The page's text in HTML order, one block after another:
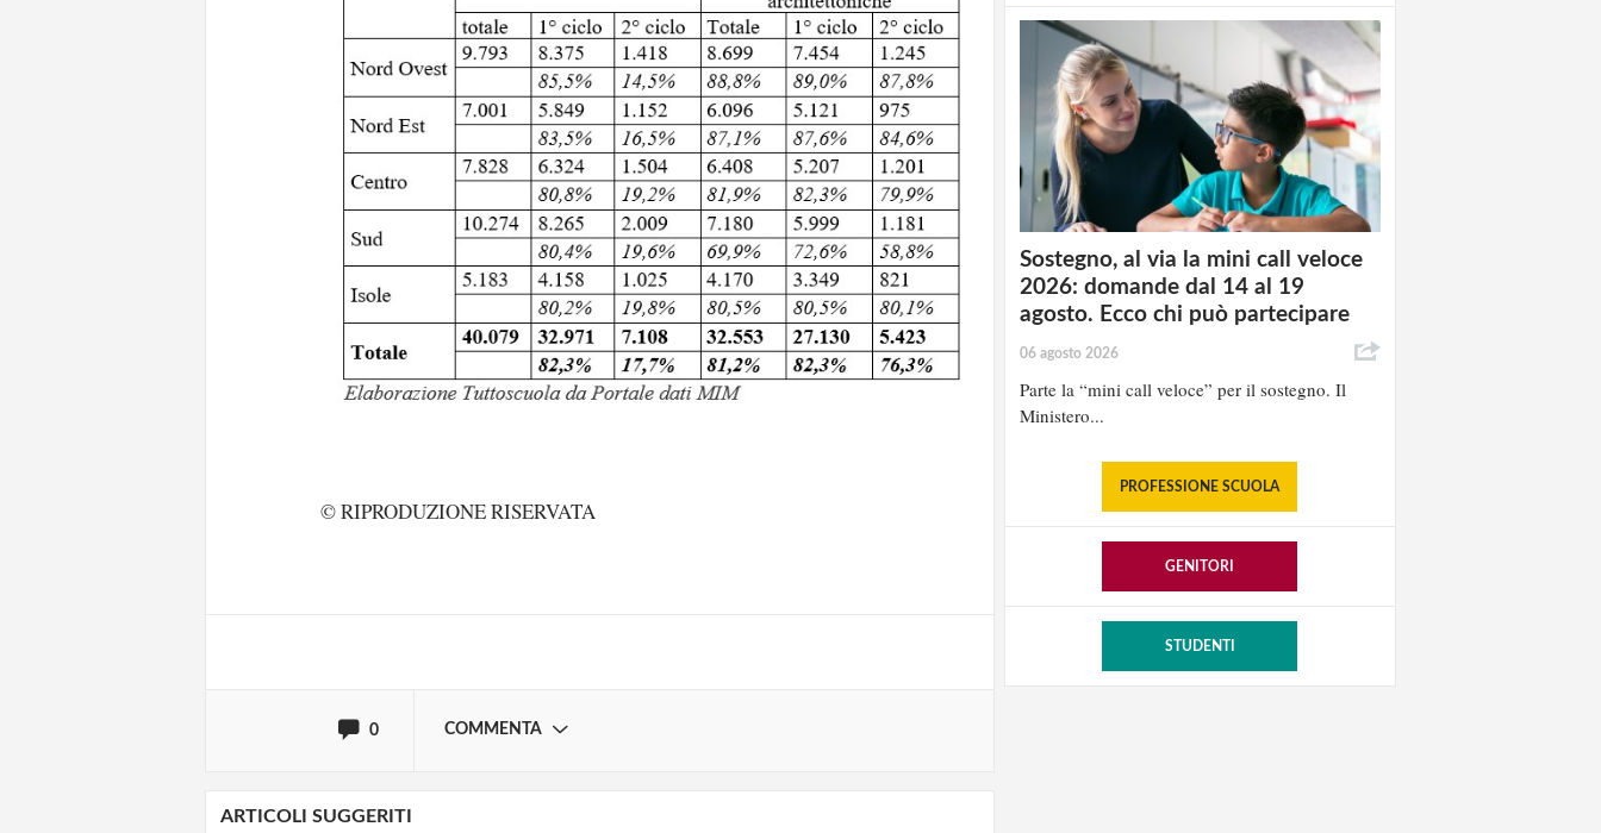
© RIPRODUZIONE RISERVATA
0 COMMENTA
ARTICOLI SUGGERITI
Sostegno, al via la mini call veloce
2026: domande dal 14 al 19
agosto. Ecco chi può partecipare
06 agosto 2026
Parte la “mini call veloce” per il sostegno. Il
Ministero...
PROFESSIONE SCUOLA
GENITORI
STUDENTI